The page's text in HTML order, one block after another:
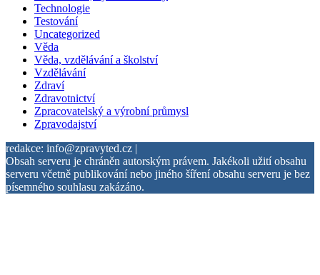
Technologie
Testování
Uncategorized
Věda
Věda, vzdělávání a školství
Vzdělávání
Zdraví
Zdravotnictví
Zpracovatelský a výrobní průmysl
Zpravodajství
redakce: info@zpravyted.cz |
Obsah serveru je chráněn autorským právem. Jakékoli užití obsahu
serveru včetně publikování nebo jiného šíření obsahu serveru je bez
písemného souhlasu zakázáno.